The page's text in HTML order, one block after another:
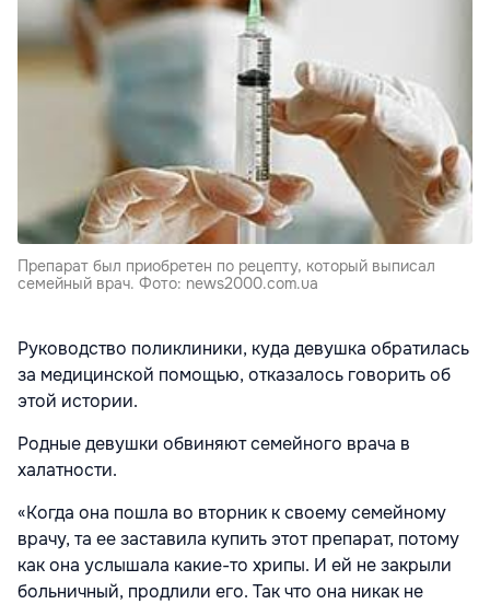
Препарат был приобретен по рецепту, который выписал
семейный врач. Фото: news2000.com.ua
Руководство поликлиники, куда девушка обратилась
за медицинской помощью, отказалось говорить об
этой истории.
Родные девушки обвиняют семейного врача в
халатности.
«Когда она пошла во вторник к своему семейному
врачу, та ее заставила купить этот препарат, потому
как она услышала какие-то хрипы. И ей не закрыли
больничный, продлили его. Так что она никак не